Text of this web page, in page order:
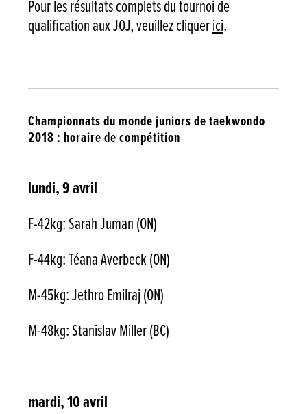
Pour les résultats complets du tournoi de
qualification aux JOJ, veuillez cliquerici.
Championnats du monde juniors de taekwondo
2018 : horaire de compétition
lundi, 9 avril
F-42kg: Sarah Juman (ON)
F-44kg: Téana Averbeck (ON)
M-45kg: Jethro Emilraj (ON)
M-48kg: Stanislav Miller (BC)
mardi, 10 avril